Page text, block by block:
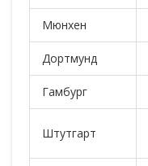
Мюнхен
Дортмунд
Гамбург
Штутгарт